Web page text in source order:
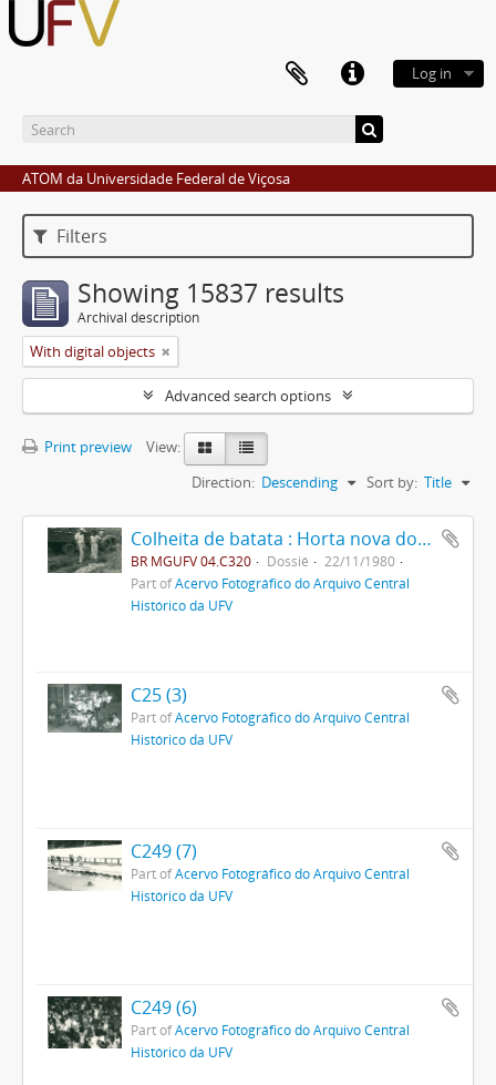
Log in
ATOM da Universidade Federal de Viçosa
Filters
Showing 15837 results
Archival description
With digital objects
Advanced search options
Print preview
View:
Sort by: Title
Direction: Descending
Colheita de batata : Horta nova do fundão
BR MGUFV 04.C320 Dossiê
22/11/1980
Part ofAcervo Fotográfico do Arquivo Central
Histórico da UFV
C25 (3)
Part ofAcervo Fotográfico do Arquivo Central
Histórico da UFV
C249 (7)
Part ofAcervo Fotográfico do Arquivo Central
Histórico da UFV
C249 (6)
Part ofAcervo Fotográfico do Arquivo Central
Histórico da UFV